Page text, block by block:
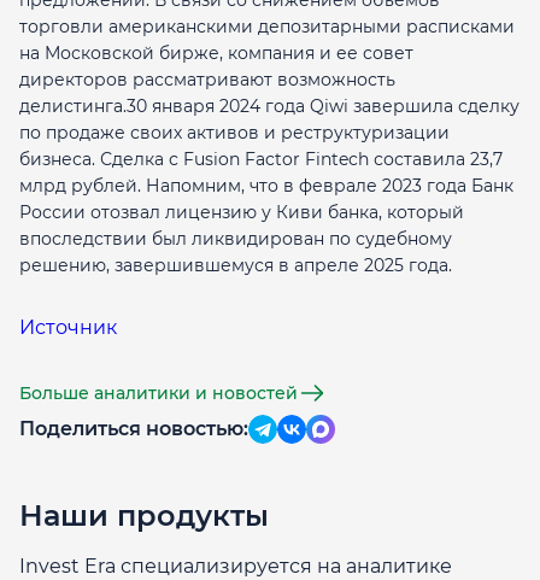
торговли американскими депозитарными расписками
на Московской бирже, компания и ее совет
директоров рассматривают возможность
делистинга.30 января 2024 года Qiwi завершила сделку
по продаже своих активов и реструктуризации
бизнеса. Сделка с Fusion Factor Fintech составила 23,7
млрд рублей. Напомним, что в феврале 2023 года Банк
России отозвал лицензию у Киви банка, который
впоследствии был ликвидирован по судебному
решению, завершившемуся в апреле 2025 года.
Источник
Больше аналитики и новостей
Поделиться новостью:
Наши продукты
Invest Era специализируется на аналитике